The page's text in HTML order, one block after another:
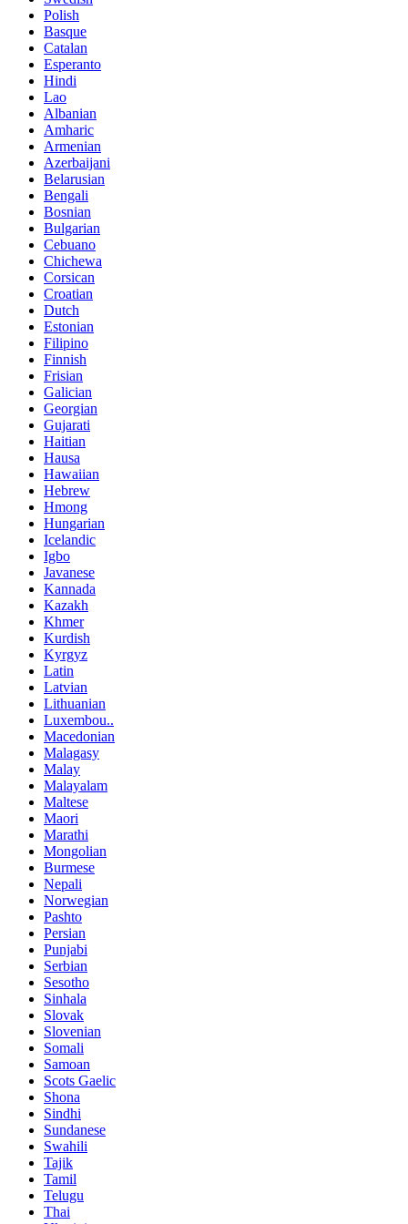
Polish
Basque
Catalan
Esperanto
Hindi
Lao
Albanian
Amharic
Armenian
Azerbaijani
Belarusian
Bengali
Bosnian
Bulgarian
Cebuano
Chichewa
Corsican
Croatian
Dutch
Estonian
Filipino
Finnish
Frisian
Galician
Georgian
Gujarati
Haitian
Hausa
Hawaiian
Hebrew
Hmong
Hungarian
Icelandic
Igbo
Javanese
Kannada
Kazakh
Khmer
Kurdish
Kyrgyz
Latin
Latvian
Lithuanian
Luxembou..
Macedonian
Malagasy
Malay
Malayalam
Maltese
Maori
Marathi
Mongolian
Burmese
Nepali
Norwegian
Pashto
Persian
Punjabi
Serbian
Sesotho
Sinhala
Slovak
Slovenian
Somali
Samoan
Scots Gaelic
Shona
Sindhi
Sundanese
Swahili
Tajik
Tamil
Telugu
Thai